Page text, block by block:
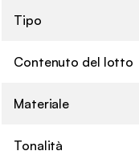
Tipo
Contenuto del lotto
Materiale
Tonalità